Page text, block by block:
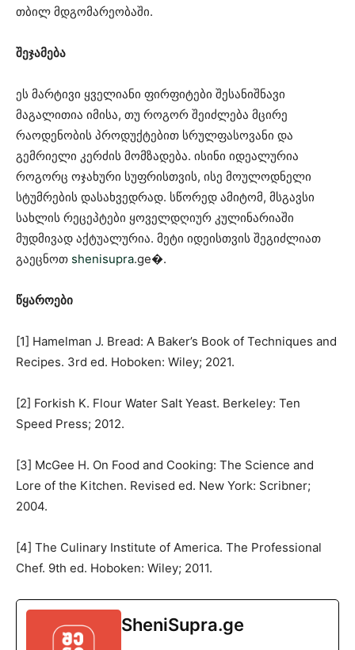
თბილ მდგომარეობაში.
შეჯამება
ეს მარტივი ყველიანი ფირფიტები შესანიშნავი
მაგალითია იმისა, თუ როგორ შეიძლება მცირე
რაოდენობის პროდუქტებით სრულფასოვანი და
გემრიელი კერძის მომზადება. ისინი იდეალურია
როგორც ოჯახური სუფრისთვის, ისე მოულოდნელი
სტუმრების დასახვედრად. სწორედ ამიტომ, მსგავსი
სახლის რეცეპტები ყოველდღიურ კულინარიაში
მუდმივად აქტუალურია. მეტი იდეისთვის შეგიძლიათ
გაეცნოთ shenisupra.ge⁠�.
წყაროები
[1] Hamelman J. Bread: A Baker’s Book of Techniques and
Recipes. 3rd ed. Hoboken: Wiley; 2021.
[2] Forkish K. Flour Water Salt Yeast. Berkeley: Ten
Speed Press; 2012.
[3] McGee H. On Food and Cooking: The Science and
Lore of the Kitchen. Revised ed. New York: Scribner;
2004.
[4] The Culinary Institute of America. The Professional
Chef. 9th ed. Hoboken: Wiley; 2011.
SheniSupra.ge